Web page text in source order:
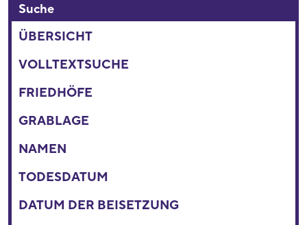
Suche
ÜBERSICHT
VOLLTEXTSUCHE
FRIEDHÖFE
GRABLAGE
NAMEN
TODESDATUM
DATUM DER BEISETZUNG